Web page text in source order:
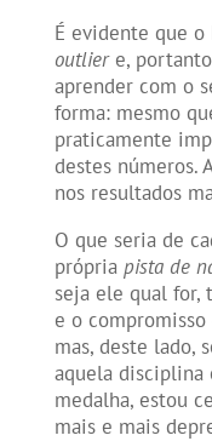
É evidente que
outliere,
aprender com o
forma: mesmo
praticamente
destes números.
nos resultados
O que seria de
própria pista de
seja ele qual for,
e o
mas, deste lado,
aquela disciplina
medalha, estou
mais e mais